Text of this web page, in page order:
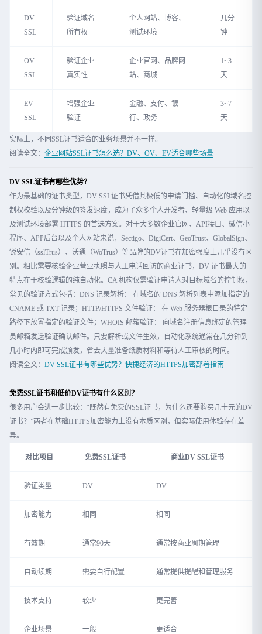
DV
SSL
验证域名
所有权
个人网站、博客、
测试环境
几分
钟
OV
SSL
验证企业
真实性
企业官网、品牌网
站、商城
1~3
天
EV
SSL
增强企业
验证
金融、支付、银
行、政务
3~7
天
实际上，不同SSL证书适合的业务场景并不一样。
阅读全文： 企业网站SSL证书怎么选？DV、OV、EV适合哪些场景
DV SSL证书有哪些优势？
作为最基础的证书类型，DV SSL证书凭借其极低的申请门槛、自动化的域名控
制权校验以及分钟级的签发速度，成为了众多个人开发者、轻量级 Web 应用以
及测试环境部署 HTTPS 的首选方案。对于大多数企业官网、API接口、微信小
程序、APP后台以及个人网站来说，Sectigo、DigiCert、GeoTrust、GlobalSign、
锐安信（sslTrus）、沃通（WoTrus）等品牌的DV证书在加密强度上几乎没有区
别。相比需要核验企业营业执照与人工电话回访的商业证书，DV 证书最大的
特点在于校验逻辑的纯自动化。CA 机构仅需验证申请人对目标域名的控制权，
常见的验证方式包括：DNS 记录解析： 在域名的 DNS 解析列表中添加指定的
CNAME 或 TXT 记录；HTTP/HTTPS 文件验证： 在 Web 服务器根目录的特定
路径下放置指定的验证文件；WHOIS 邮箱验证： 向域名注册信息绑定的管理
员邮箱发送验证确认邮件。只要解析或文件生效，自动化系统通常在几分钟到
几小时内即可完成颁发，省去大量准备纸质材料和等待人工审核的时间。
阅读全文： DV SSL证书有哪些优势？快捷经济的HTTPS加密部署指南
免费SSL证书和低价DV证书有什么区别？
很多用户会进一步比较：“既然有免费的SSL证书，为什么还要购买几十元的DV
证书？”两者在基础HTTPS加密能力上没有本质区别，但实际使用体验存在差
异。
对比项目 免费SSL证书 商业DV SSL证书
验证类型 DV DV
加密能力 相同 相同
有效期 通常90天 通常按商业周期管理
自动续期 需要自行配置 通常提供提醒和管理服务
技术支持 较少 更完善
企业场景 一般 更适合